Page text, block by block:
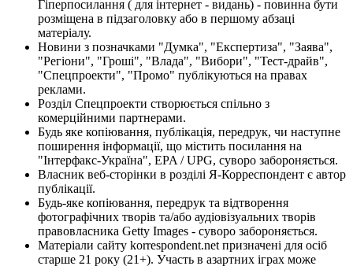
Гіперпосилання ( для інтернет - видань) - повинна бути
розміщена в підзаголовку або в першому абзаці
матеріалу.
Новини з позначками "Думка", "Експертиза", "Заява",
"Регіони", "Гроші", "Влада", "Вибори", "Тест-драйв",
"Спецпроекти", "Промо" публікуються на правах
реклами.
Розділ Спецпроекти створюється спільно з
комерційними партнерами.
Будь яке копіювання, публікація, передрук, чи наступне
поширення інформації, що містить посилання на
"Інтерфакс-Україна", EPA / UPG, суворо забороняється.
Власник веб-сторінки в розділі Я-Корреспондент є автор
публікації.
Будь-яке копіювання, передрук та відтворення
фотографічних творів та/або аудіовізуальних творів
правовласника Getty Images - суворо забороняється.
Матеріали сайту korrespondent.net призначені для осіб
старше 21 року (21+). Участь в азартних іграх може